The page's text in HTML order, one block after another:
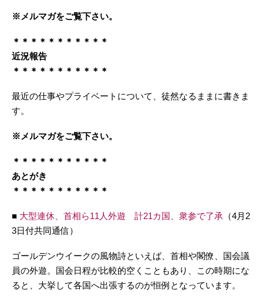
※メルマガをご覧下さい。
＊＊＊＊＊＊＊＊＊＊＊
近況報告
＊＊＊＊＊＊＊＊＊＊＊
最近の仕事やプライベートについて、徒然なるままに書きま
す。
※メルマガをご覧下さい。
＊＊＊＊＊＊＊＊＊＊＊
あとがき
＊＊＊＊＊＊＊＊＊＊＊
■ 大型連休、首相ら11人外遊 計21カ国、衆参で了承 （4月2
3日付共同通信）
ゴールデンウイークの風物詩といえば、首相や閣僚、国会議
員の外遊。国会日程が比較的空くこともあり、この時期にな
ると、大挙して各国へ出張するのが恒例となっています。